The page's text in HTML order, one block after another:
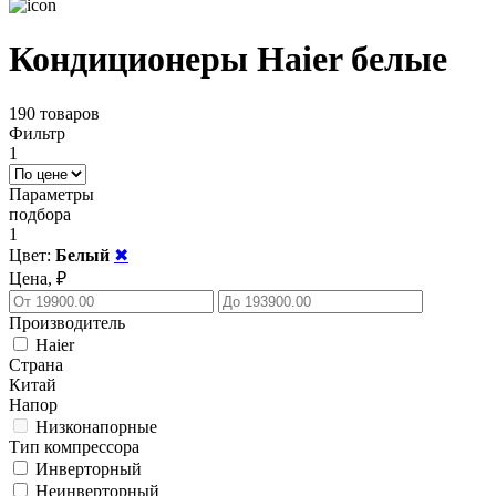
Кондиционеры Haier белые
190 товаров
Фильтр
1
Параметры
подбора
1
Цвет: Белый ✖
Цена, ₽
Производитель
Haier
Страна
Китай
Напор
Низконапорные
Тип компрессора
Инверторный
Неинверторный